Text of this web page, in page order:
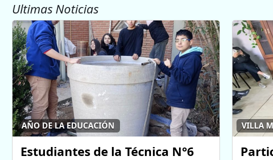
Ultimas Noticias
AÑO DE LA EDUCACIÓN
Estudiantes de la Técnica N°6
VILLA